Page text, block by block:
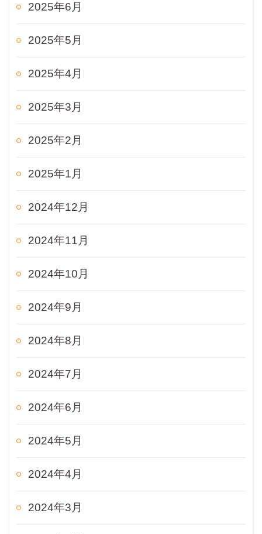
2025年6月
2025年5月
2025年4月
2025年3月
2025年2月
2025年1月
2024年12月
2024年11月
2024年10月
2024年9月
2024年8月
2024年7月
2024年6月
2024年5月
2024年4月
2024年3月